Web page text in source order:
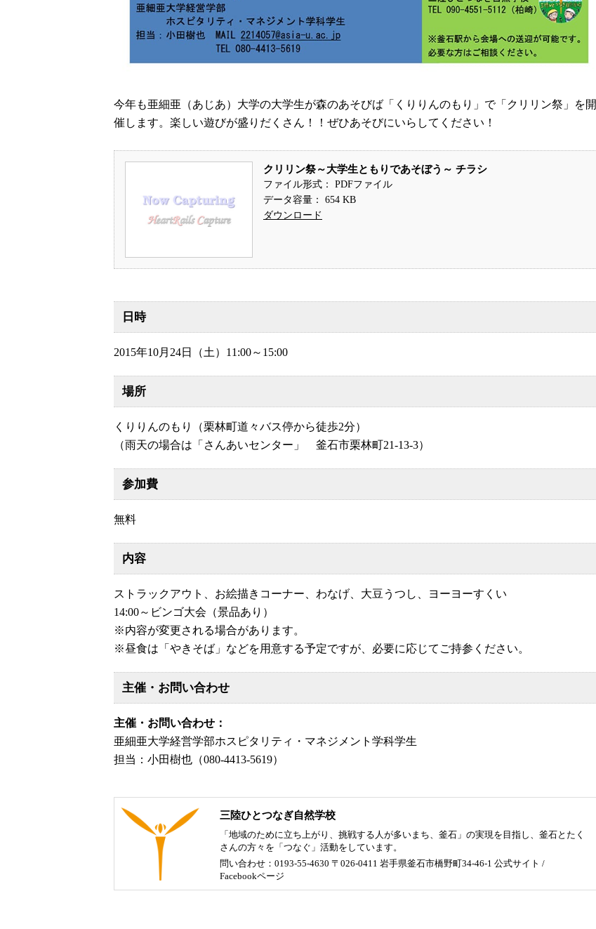
今年も亜細亜（あじあ）大学の大学生が森のあそびば「くりりんのもり」で「クリリン祭」を開
催します。楽しい遊びが盛りだくさん！！ぜひあそびにいらしてください！
クリリン祭～大学生ともりであそぼう～ チラシ
ファイル形式： PDFファイル
データ容量： 654 KB
ダウンロード
日時
2015年10月24日（土）11:00～15:00
場所
くりりんのもり（栗林町道々バス停から徒歩2分）
（雨天の場合は「さんあいセンター」 釜石市栗林町21-13-3）
参加費
無料
内容
ストラックアウト、お絵描きコーナー、わなげ、大豆うつし、ヨーヨーすくい
14:00～ビンゴ大会（景品あり）
※内容が変更される場合があります。
※昼食は「やきそば」などを用意する予定ですが、必要に応じてご持参ください。
主催・お問い合わせ
主催・お問い合わせ：
亜細亜大学経営学部ホスピタリティ・マネジメント学科学生
担当：小田樹也（080-4413-5619）
三陸ひとつなぎ自然学校
「地域のために立ち上がり、挑戦する人が多いまち、釜石」の実現を目指し、釜石とたく
さんの方々を「つなぐ」活動をしています。
問い合わせ：0193-55-4630 〒026-0411 岩手県釜石市橋野町34-46-1 公式サイト /
Facebookページ